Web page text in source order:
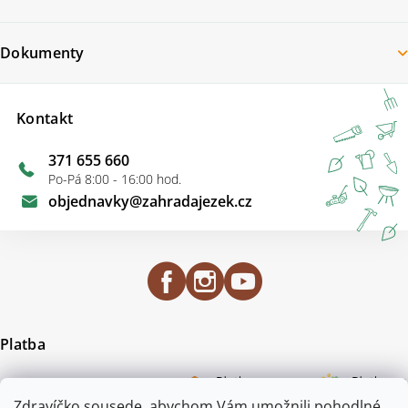
Kontakt
objednavky@zahradajezek.cz
371 655 660
Po-Pá 8:00 - 16:00 hod.
Dokumenty
Platba